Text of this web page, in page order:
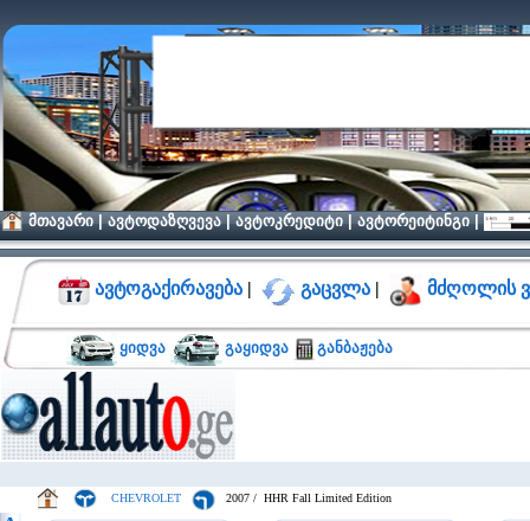
მთავარი|ავტოდაზღვევა|ავტოკრედიტი|ავტორეიტინგი|
ავტოგაქირავება | გაცვლა | მძღოლის
ყიდვა გაყიდვა განბაჟება
CHEVROLET 2007 / HHR Fall Limited Edition